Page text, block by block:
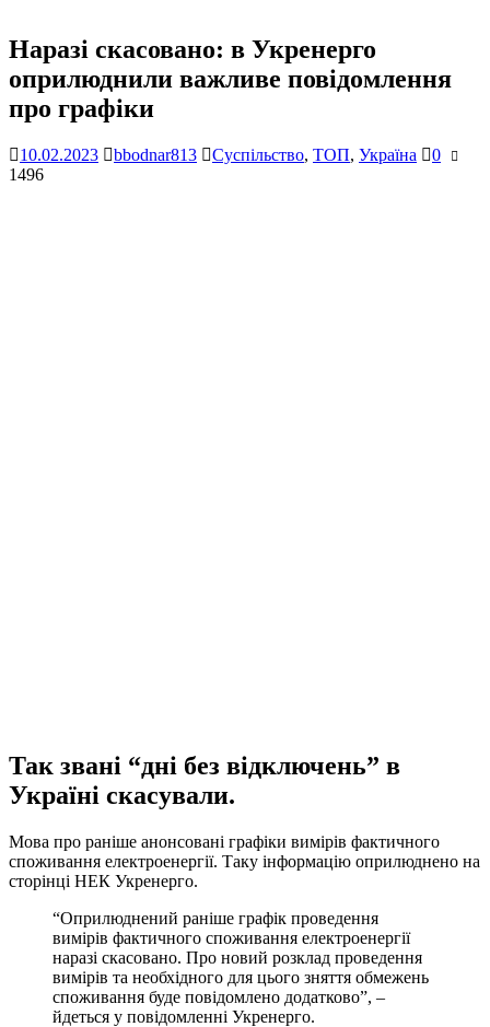
Наразі скасовано: в Укренерго
оприлюднили важливе повідомлення
про графіки
10.02.2023 bbodnar813 Суспільство, ТОП, Україна
0
1496
Так звані “дні без відключень” в
Україні скасували.
Мова про раніше анонсовані графіки вимірів фактичного
споживання електроенергії. Таку інформацію оприлюднено на
сторінці НЕК Укренерго.
“Оприлюднений раніше графік проведення
вимірів фактичного споживання електроенергії
наразі скасовано. Про новий розклад проведення
вимірів та необхідного для цього зняття обмежень
споживання буде повідомлено додатково”, –
йдеться у повідомленні Укренерго.